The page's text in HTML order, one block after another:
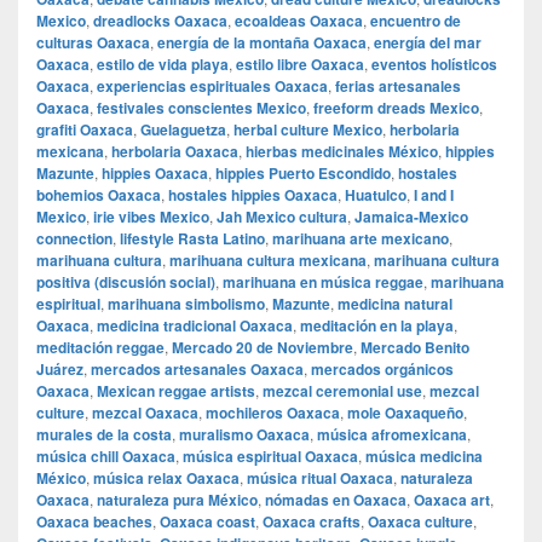
Mexico, dreadlocks Oaxaca, ecoaldeas Oaxaca, encuentro de
culturas Oaxaca, energía de la montaña Oaxaca, energía del mar
Oaxaca, estilo de vida playa, estilo libre Oaxaca, eventos holísticos
Oaxaca, experiencias espirituales Oaxaca, ferias artesanales
Oaxaca, festivales conscientes Mexico, freeform dreads Mexico,
grafiti Oaxaca, Guelaguetza, herbal culture Mexico, herbolaria
mexicana, herbolaria Oaxaca, hierbas medicinales México, hippies
Mazunte, hippies Oaxaca, hippies Puerto Escondido, hostales
bohemios Oaxaca, hostales hippies Oaxaca, Huatulco, I and I
Mexico, irie vibes Mexico, Jah Mexico cultura, Jamaica-Mexico
connection, lifestyle Rasta Latino, marihuana arte mexicano,
marihuana cultura, marihuana cultura mexicana, marihuana cultura
positiva (discusión social), marihuana en música reggae, marihuana
espiritual, marihuana simbolismo, Mazunte, medicina natural
Oaxaca, medicina tradicional Oaxaca, meditación en la playa,
meditación reggae, Mercado 20 de Noviembre, Mercado Benito
Juárez, mercados artesanales Oaxaca, mercados orgánicos
Oaxaca, Mexican reggae artists, mezcal ceremonial use, mezcal
culture, mezcal Oaxaca, mochileros Oaxaca, mole Oaxaqueño,
murales de la costa, muralismo Oaxaca, música afromexicana,
música chill Oaxaca, música espiritual Oaxaca, música medicina
México, música relax Oaxaca, música ritual Oaxaca, naturaleza
Oaxaca, naturaleza pura México, nómadas en Oaxaca, Oaxaca art,
Oaxaca beaches, Oaxaca coast, Oaxaca crafts, Oaxaca culture,